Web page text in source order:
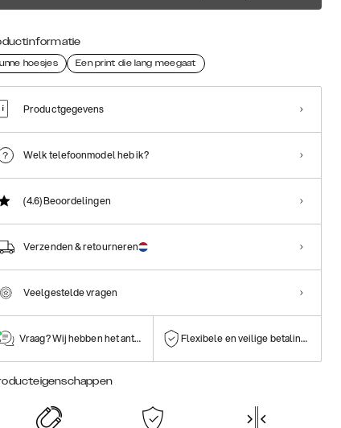
hoesjes Een print die lang meegaat
Productgegevens
Welk telefoonmodel heb ik?
(4.6)Beoordelingen
Verzenden & retourneren
Veelgestelde vragen
Vraag? Wij hebben het antwoord! Flexibele en veilige betalingen